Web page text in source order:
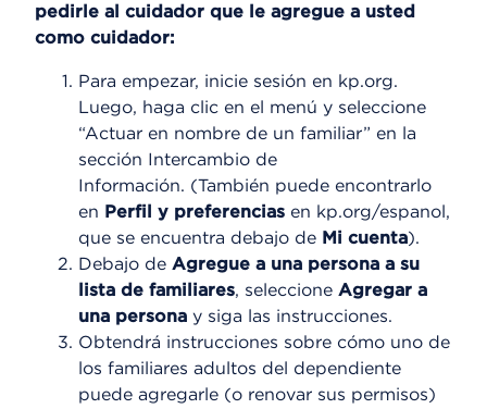
pedirle al cuidador que le agregue a usted
como cuidador:
Para empezar, inicie sesión en kp.org.
Luego, haga clic en el menú y seleccione
“Actuar en nombre de un familiar” en la
sección Intercambio de
Información. (También puede encontrarlo
en Perfil y preferencias en kp.org/espanol,
que se encuentra debajo de Mi cuenta).
Debajo de Agregue a una persona a su
lista de familiares, seleccione Agregar a
una persona y siga las instrucciones.
Obtendrá instrucciones sobre cómo uno de
los familiares adultos del dependiente
puede agregarle (o renovar sus permisos)